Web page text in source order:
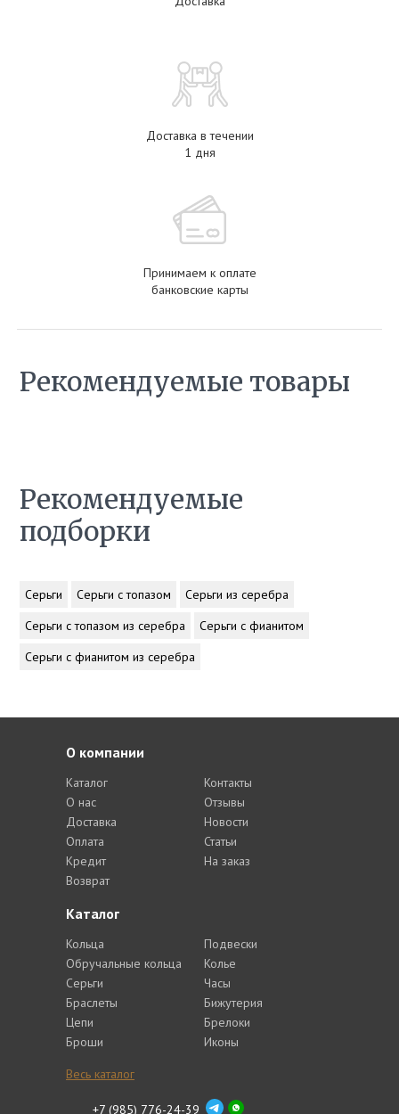
Доставка в течении
1 дня
Принимаем к оплате
банковские карты
Рекомендуемые товары
Рекомендуемые
подборки
Серьги Серьги с топазом
Серьги из серебра
Серьги с топазом из серебра
Серьги с фианитом
Серьги с фианитом из серебра
Каталог
Кольца
Обручальные кольца
Серьги
Браслеты
Цепи
Броши
Подвески
Колье
Часы
Бижутерия
Брелоки
Иконы
Весь каталог
О компании
Каталог
О нас
Доставка
Оплата
Кредит
Возврат
Контакты
Отзывы
Новости
Статьи
На заказ
+7 (985) 776-24-39